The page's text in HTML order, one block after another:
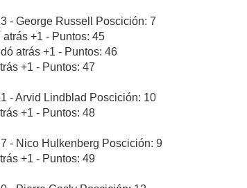
- George Russell Poscición: 7
+1 - Puntos: 45
atrás +1 - Puntos: 46
+1 - Puntos: 47
- Arvid Lindblad Poscición: 10
+1 - Puntos: 48
- Nico Hulkenberg Poscición: 9
+1 - Puntos: 49